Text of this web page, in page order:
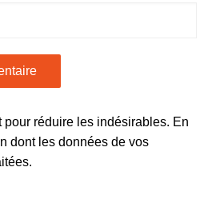
réduire les indésirables. En
dont les données de vos
.